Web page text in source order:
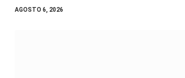
AGOSTO 6, 2026